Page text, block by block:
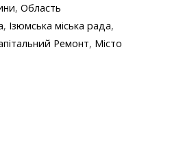
at
s
y
p
t ai
l
, Область
, Ізюмська міська рада,
Ремонт, Місто